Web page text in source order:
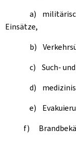
a) militärische,
Einsätze,
b)
c) Such- und
d)
e)
f)